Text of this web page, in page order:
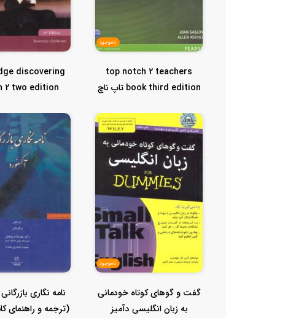
ناموجود
top notch 2 teachers
book third edition تاپ ناچ
discovering
2 two edition
ناموجود
گفت و گوهای کوتاه خودمانی
به زبان انگلیسی دآمیز
نامه نگاری
(ترجمه و راهنمای